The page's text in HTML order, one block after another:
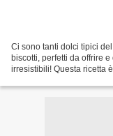
Ci sono tanti dolci tipici
biscotti, perfetti da offrire
irresistibili! Questa ricetta